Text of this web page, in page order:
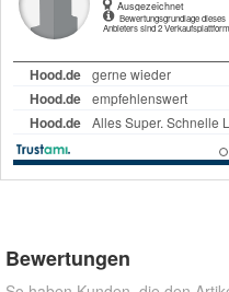
Bewertungen